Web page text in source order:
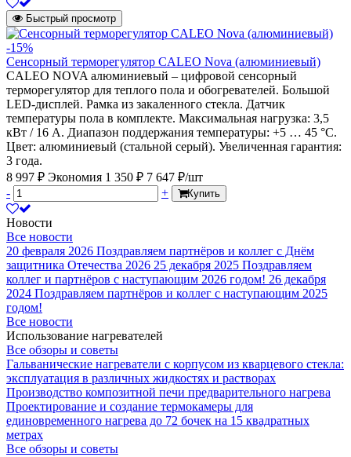
Быстрый просмотр
-15%
Сенсорный терморегулятор CALEO Nova (алюминиевый)
CALEO NOVA алюминиевый – цифровой сенсорный
терморегулятор для теплого пола и обогревателей. Большой
LED-дисплей. Рамка из закаленного стекла. Датчик
температуры пола в комплекте. Максимальная нагрузка: 3,5
кВт / 16 А. Диапазон поддержания температуры: +5 … 45 °С.
Цвет: алюминиевый (стальной серый). Увеличенная гарантия:
3 года.
8 997 ₽ Экономия 1 350 ₽ 7 647 ₽/шт
-
+ Купить
Новости
Все новости
20 февраля 2026 Поздравляем партнёров и коллег с Днём
защитника Отечества 2026 25 декабря 2025 Поздравляем
коллег и партнёров с наступающим 2026 годом! 26 декабря
2024 Поздравляем партнёров и коллег с наступающим 2025
годом!
Все новости
Использование нагревателей
Все обзоры и советы
Гальванические нагреватели с корпусом из кварцевого стекла:
эксплуатация в различных жидкостях и растворах
Производство композитной печи предварительного нагрева
Проектирование и создание термокамеры для
единовременного нагрева до 72 бочек на 15 квадратных
метрах
Все обзоры и советы